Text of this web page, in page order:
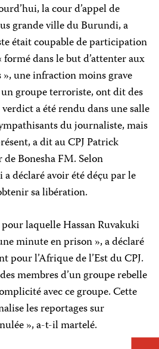
la cour d’appel de
grande ville du Burundi, a
était coupable de participation
dans le but d’attenter aux
», une infraction moins grave
groupe terroriste, ont dit des
a été rendu dans une salle
du journaliste, mais
a dit au CPJ Patrick
Bonesha FM. Selon
déclaré avoir été déçu par le
sa libération.
laquelle Hassan Ruvakuki
minute en prison », a déclaré
pour l’Afrique de l’Est du CPJ.
membres d’un groupe rebelle
avec ce groupe. Cette
les reportages sur
», a-t-il martelé.